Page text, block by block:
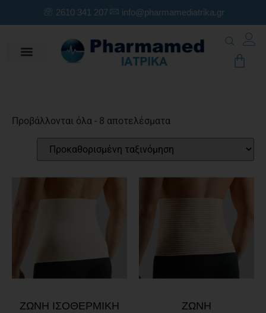
2610 341 207 info@pharmamediatrika.gr
Προβάλλονται όλα - 8 αποτελέσματα
ΖΩΝΗ ΙΣΟΘΕΡΜΙΚΗ
ΖΩΝΗ